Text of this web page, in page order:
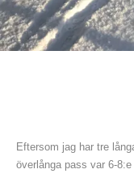
Eftersom jag har tre
överlånga pass var 6-